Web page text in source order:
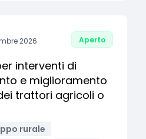
2026 Aperto
interventi di
e miglioramento
trattori agricoli o
rurale